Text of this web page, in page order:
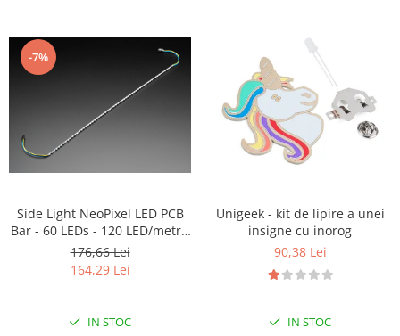
-7%
Side Light NeoPixel LED PCB
Bar - 60 LEDs - 120 LED/metru
- 500mm Long
176,66 Lei
164,29 Lei
IN STOC
Unigeek - kit de lipire a unei
insigne cu inorog
90,38 Lei
IN STOC